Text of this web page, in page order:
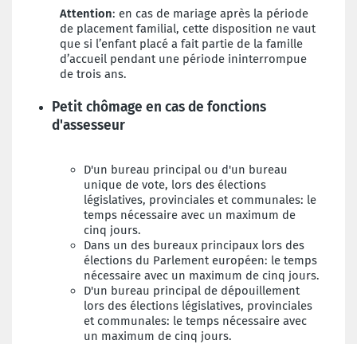
Attention: en cas de mariage après la période
de placement familial, cette disposition ne vaut
que si l’enfant placé a fait partie de la famille
d’accueil pendant une période ininterrompue
de trois ans.
Petit chômage en cas de fonctions
d'assesseur
D'un bureau principal ou d'un bureau
unique de vote, lors des élections
législatives, provinciales et communales: le
temps nécessaire avec un maximum de
cinq jours.
Dans un des bureaux principaux lors des
élections du Parlement européen: le temps
nécessaire avec un maximum de cinq jours.
D'un bureau principal de dépouillement
lors des élections législatives, provinciales
et communales: le temps nécessaire avec
un maximum de cinq jours.